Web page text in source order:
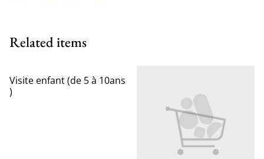
Related items
Visite enfant (de 5 à 10ans
)